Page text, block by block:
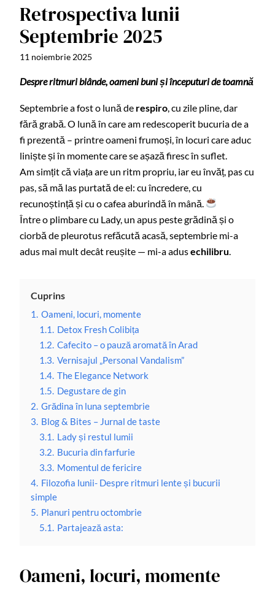
Retrospectiva lunii
Septembrie 2025
11 noiembrie 2025
Despre ritmuri blânde, oameni buni și începuturi de toamnă
Septembrie a fost o lună de respiro , cu zile pline, dar
fără grabă. O lună în care am redescoperit bucuria de a
fi prezentă – printre oameni frumoși, în locuri care aduc
liniște și în momente care se așază firesc în suflet.
Am simțit că viața are un ritm propriu, iar eu învăț, pas cu
pas, să mă las purtată de el: cu încredere, cu
recunoștință și cu o cafea aburindă în mână.
Între o plimbare cu Lady, un apus peste grădină și o
ciorbă de pleurotus refăcută acasă, septembrie mi-a
adus mai mult decât reușite — mi-a adusechilibru
Cuprins
1. Oameni, locuri, momente
1.1. Detox Fresh Colibița
1.2. Cafecito – o pauză aromată în Arad
1.3. Vernisajul „Personal Vandalism”
1.4. The Elegance Network
1.5. Degustare de gin
2. Grădina în luna septembrie
3. Blog & Bites – Jurnal de taste
3.1. Lady și restul lumii
3.2. Bucuria din farfurie
3.3. Momentul de fericire
4. Filozofia lunii- Despre ritmuri lente și bucurii
simple
5. Planuri pentru octombrie
5.1. Partajează asta:
Oameni, locuri, momente